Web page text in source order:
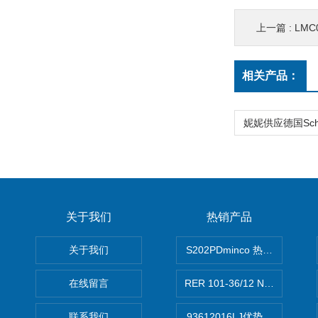
上一篇 :
相关产品：
关于我们
关于我们
在线留言
热销产品
S202PDminco 热电阻
RER 101-36/12 NHH离心